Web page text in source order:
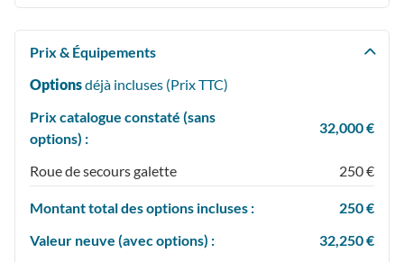
Prix & Équipements
Optionsdéjà incluses (PrixTTC)
Prix catalogue constaté (sans
options) :
32,000 €
Roue de secours galette 250 €
Montant total des options incluses :
250 €
Valeur neuve (avec options) :
32,250 €